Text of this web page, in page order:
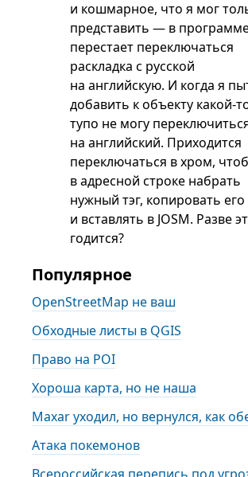
и кошмарное, что я мог
представить — в
перестает переключаться
раскладка с русской
на английскую. И когда я
добавить к объекту какой-
тупо не могу
на английский. Приходится
переключаться в хром,
в адресной строке набрать
нужный тэг, копировать его
и вставлять в JOSM. Разве
годится?
Популярное
OpenStreetMap не ваш
Обходные листы в QGIS
Право на POI
Хороша карта, но не наша
Maxar уходил, но вернулся, как
Атака покемонов